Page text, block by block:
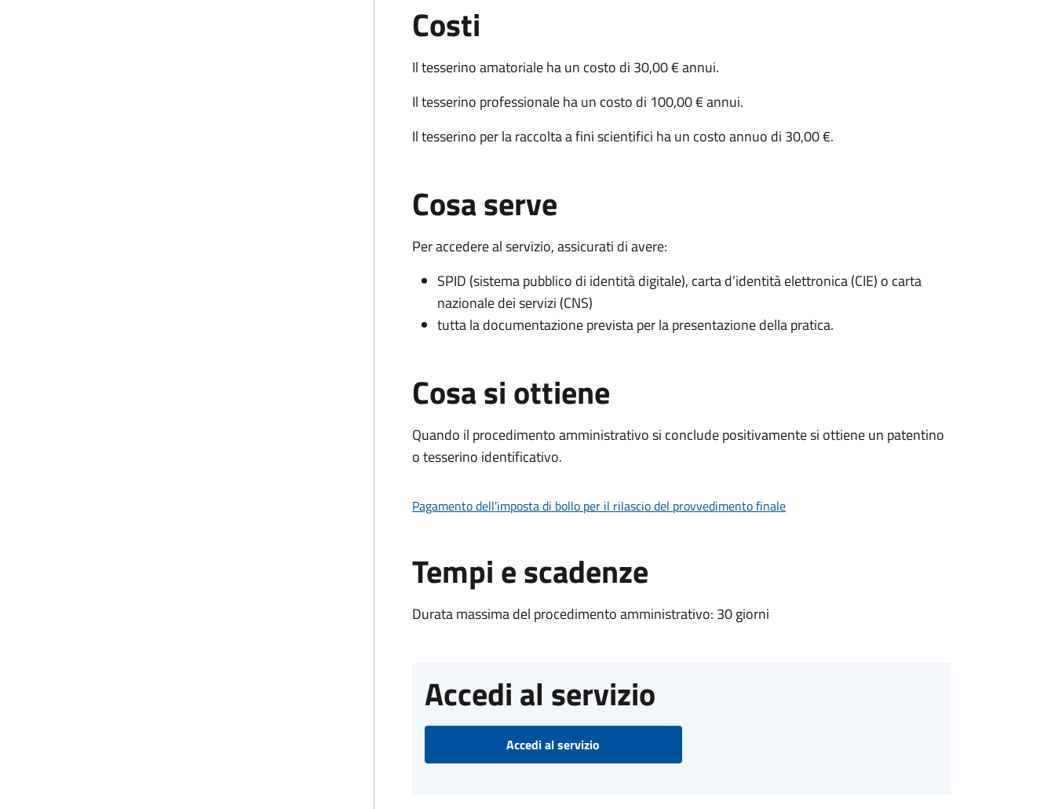
Costi
Il tesserino amatoriale ha un costo di 30,00 € annui.
Il tesserino professionale ha un costo di 100,00 € annui.
Il tesserino per la raccolta a fini scientifici ha un costo annuo di 30,00 €.
Cosa serve
Per accedere al servizio, assicurati di avere:
SPID (sistema pubblico di identità digitale), carta d’identità elettronica (CIE) o carta
nazionale dei servizi (CNS)
tutta la documentazione prevista per la presentazione della pratica.
Cosa si ottiene
Quando il procedimento amministrativo si conclude positivamente si ottiene un patentino
o tesserino identificativo.
Pagamento dell'imposta di bollo per il rilascio del provvedimento finale
Tempi e scadenze
Durata massima del procedimento amministrativo: 30 giorni
Accedi al servizio
Accedi al servizio